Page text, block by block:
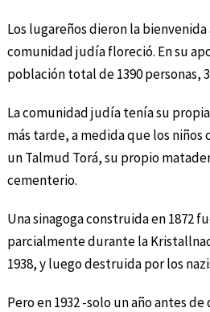
Los lugareños dieron la bienvenida
comunidad judía floreció. En su
población total de 1390 personas,
La comunidad judía tenía su
más tarde, a medida que los niños
un Talmud Torá, su propio
cementerio.
Una sinagoga construida en 1872
parcialmente durante la
1938, y luego destruida por los
Pero en 1932 -solo un año antes de